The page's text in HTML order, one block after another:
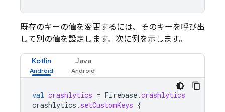
既存のキーの値を変更するには、そのキーを呼び出
して別の値を設定します。次に例を示します。
Kotlin Java
val crashlytics = Firebase.crashlytics
crashlytics . setCustomKeys {